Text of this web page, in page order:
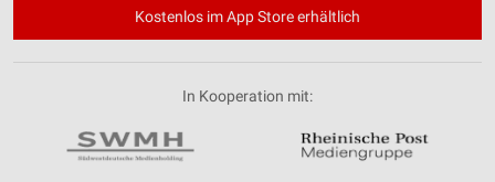
Kostenlos im App Store erhältlich
In Kooperation mit: